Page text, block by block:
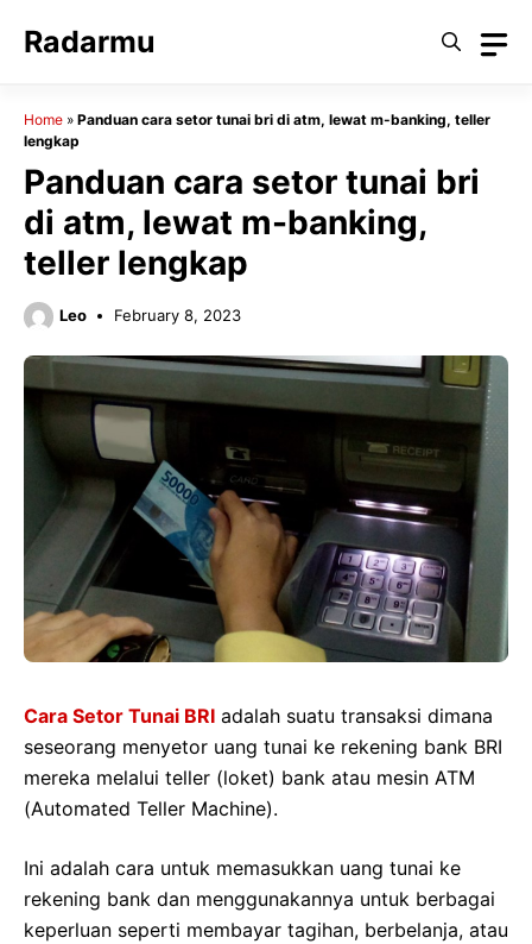
Radarmu
Home » Panduan cara setor tunai bri di atm, lewat m-banking, teller
lengkap
Panduan cara setor tunai bri
di atm, lewat m-banking,
teller lengkap
Leo February 8, 2023
Cara Setor Tunai BRI adalah suatu transaksi dimana
seseorang menyetor uang tunai ke rekening bank BRI
mereka melalui teller (loket) bank atau mesin ATM
(Automated Teller Machine).
Ini adalah cara untuk memasukkan uang tunai ke
rekening bank dan menggunakannya untuk berbagai
keperluan seperti membayar tagihan, berbelanja, atau